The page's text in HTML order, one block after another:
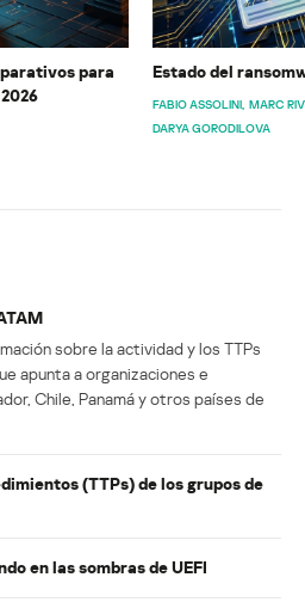
para
Estado del
FABIO ASSOLINI MARC
DARYA GORODILOVA
sobre la actividad y los TTPs
apunta a organizaciones e
Chile, Panamá y otros países de
(TTPs) de los grupos de
en las sombras de UEFI